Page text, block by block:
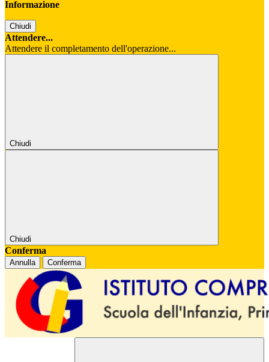
Informazione
Chiudi
Attendere...
Attendere il completamento dell'operazione...
Chiudi
Chiudi
Conferma
Annulla Conferma